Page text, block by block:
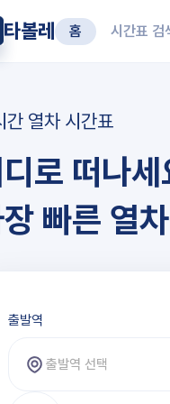
타볼레 홈 시간표 검
간 열차 시간표
로 떠나
빠른 열
출발역과 도착역 선택
출발역
출발역 선택